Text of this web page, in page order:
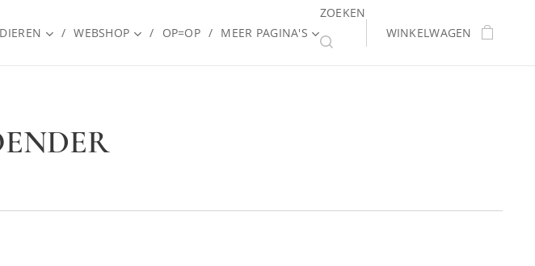
WEBSHOP OP=OP MEER PAGINA'S
ZOEKEN
WINKELWAGEN